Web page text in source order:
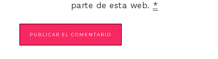
parte de esta web. *